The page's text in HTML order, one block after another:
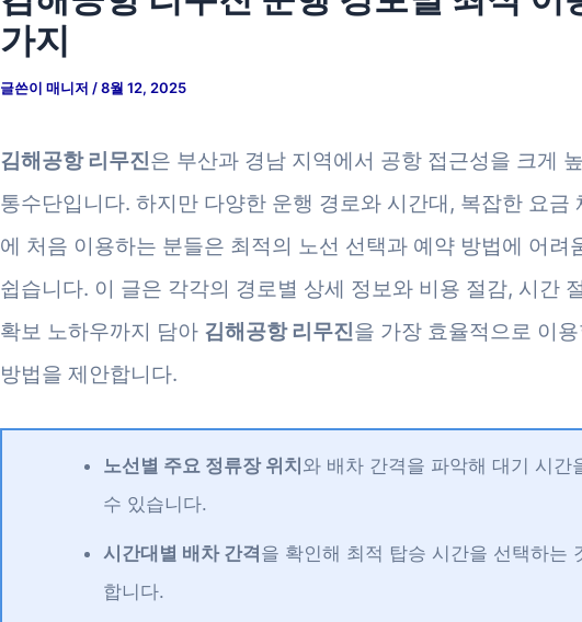
가지
글쓴이 매니저 /8월 12, 2025
김해공항 리무진은 부산과 경남 지역에서 공항 접근성을 크게
통수단입니다. 하지만 다양한 운행 경로와 시간대, 복잡한 요금
에 처음 이용하는 분들은 최적의 노선 선택과 예약 방법에 어려
쉽습니다. 이 글은 각각의 경로별 상세 정보와 비용 절감, 시간
확보 노하우까지 담아 김해공항 리무진을 가장 효율적으로 이
방법을 제안합니다.
노선별 주요 정류장 위치와 배차 간격을 파악해 대기 시간
수 있습니다.
시간대별 배차 간격을 확인해 최적 탑승 시간을 선택하는
합니다.